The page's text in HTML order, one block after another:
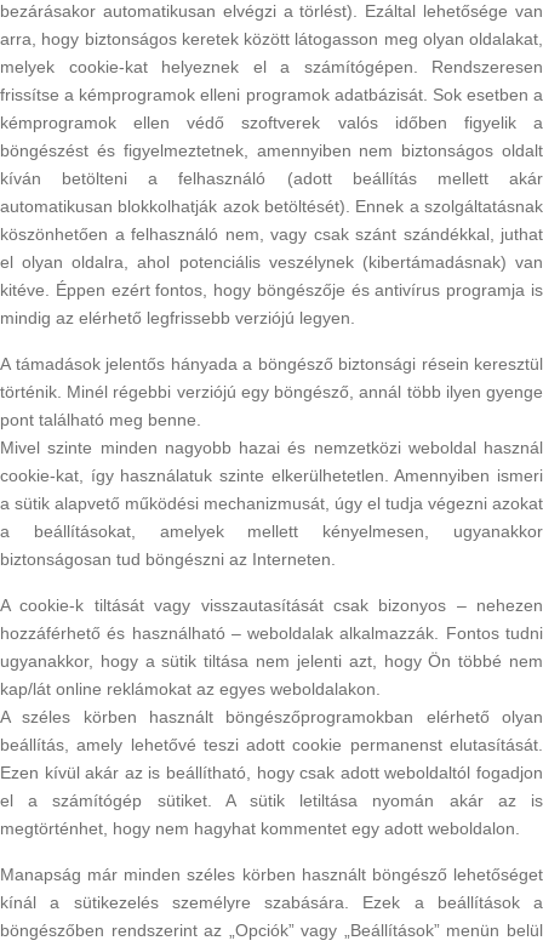
bezárásakor automatikusan elvégzi a törlést). Ezáltal lehetősége van
arra, hogy biztonságos keretek között látogasson meg olyan oldalakat,
melyek cookie-kat helyeznek el a számítógépen. Rendszeresen
frissítse a kémprogramok elleni programok adatbázisát. Sok esetben a
kémprogramok ellen védő szoftverek valós időben figyelik a
böngészést és figyelmeztetnek, amennyiben nem biztonságos oldalt
kíván betölteni a felhasználó (adott beállítás mellett akár
automatikusan blokkolhatják azok betöltését). Ennek a szolgáltatásnak
köszönhetően a felhasználó nem, vagy csak szánt szándékkal, juthat
el olyan oldalra, ahol potenciális veszélynek (kibertámadásnak) van
kitéve. Éppen ezért fontos, hogy böngészője és antivírus programja is
mindig az elérhető legfrissebb verziójú legyen.
A támadások jelentős hányada a böngésző biztonsági résein keresztül
történik. Minél régebbi verziójú egy böngésző, annál több ilyen gyenge
pont található meg benne.
Mivel szinte minden nagyobb hazai és nemzetközi weboldal használ
cookie-kat, így használatuk szinte elkerülhetetlen. Amennyiben ismeri
a sütik alapvető működési mechanizmusát, úgy el tudja végezni azokat
a beállításokat, amelyek mellett kényelmesen, ugyanakkor
biztonságosan tud böngészni az Interneten.
A cookie-k tiltását vagy visszautasítását csak bizonyos – nehezen
hozzáférhető és használható – weboldalak alkalmazzák. Fontos tudni
ugyanakkor, hogy a sütik tiltása nem jelenti azt, hogy Ön többé nem
kap/lát online reklámokat az egyes weboldalakon.
A széles körben használt böngészőprogramokban elérhető olyan
beállítás, amely lehetővé teszi adott cookie permanenst elutasítását.
Ezen kívül akár az is beállítható, hogy csak adott weboldaltól fogadjon
el a számítógép sütiket. A sütik letiltása nyomán akár az is
megtörténhet, hogy nem hagyhat kommentet egy adott weboldalon.
Manapság már minden széles körben használt böngésző lehetőséget
kínál a sütikezelés személyre szabására. Ezek a beállítások a
böngészőben rendszerint az „Opciók” vagy „Beállítások” menün belül